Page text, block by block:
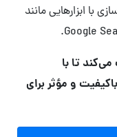
با ابزارهایی مانند
تا با
و مؤثر برای